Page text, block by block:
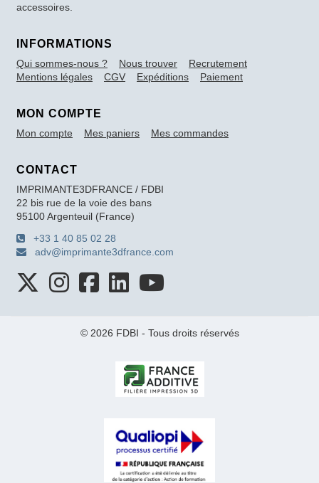
accessoires.
INFORMATIONS
Qui sommes-nous ? Nous trouver
Recrutement
Mentions légales
CGV Expéditions Paiement
MON COMPTE
Mon compte Mes paniers Mes commandes
CONTACT
IMPRIMANTE3DFRANCE / FDBI
22 bis rue de la voie des bans
95100 Argenteuil (France)
+33 1 40 85 02 28
adv@imprimante3dfrance.com
© 2026 FDBI - Tous droits réservés